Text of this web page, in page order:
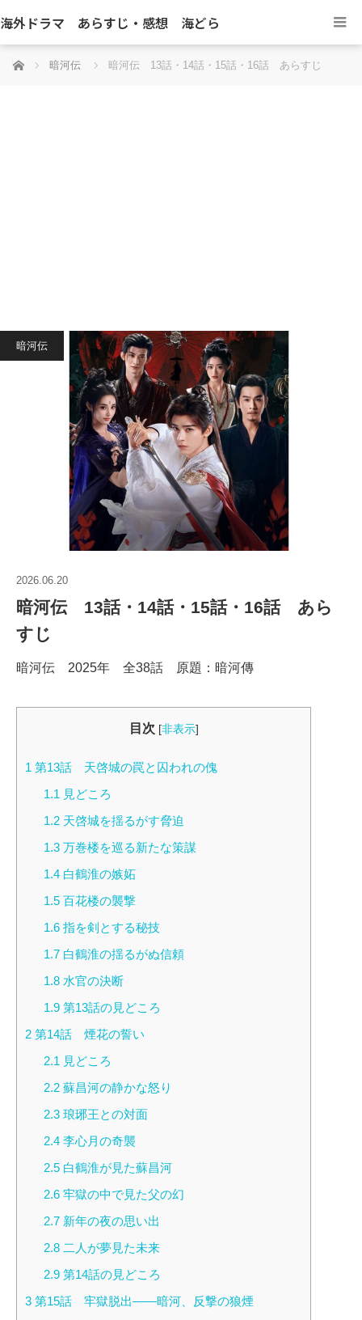
海外ドラマ あらすじ・感想 海どら
ホーム 暗河伝 暗河伝 13話・14話・15話・16話 あらすじ
暗河伝
2026.06.20
暗河伝 13話・14話・15話・16話 あら
すじ
暗河伝 2025年 全38話 原題：暗河傳
目次 [非表示]
1 第13話 天啓城の罠と囚われの傀
1.1 見どころ
1.2天啓城を揺るがす脅迫
1.3万巻楼を巡る新たな策謀
1.4白鶴淮の嫉妬
1.5百花楼の襲撃
1.6指を剣とする秘技
1.7白鶴淮の揺るがぬ信頼
1.8水官の決断
1.9第13話の見どころ
2 第14話 煙花の誓い
2.1 見どころ
2.2蘇昌河の静かな怒り
2.3琅琊王との対面
2.4李心月の奇襲
2.5白鶴淮が見た蘇昌河
2.6牢獄の中で見た父の幻
2.7新年の夜の思い出
2.8二人が夢見た未来
2.9第14話の見どころ
3 第15話 牢獄脱出――暗河、反撃の狼煙